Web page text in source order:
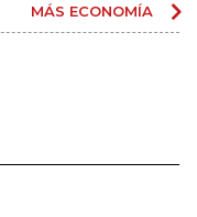
MÁS ECONOMÍA